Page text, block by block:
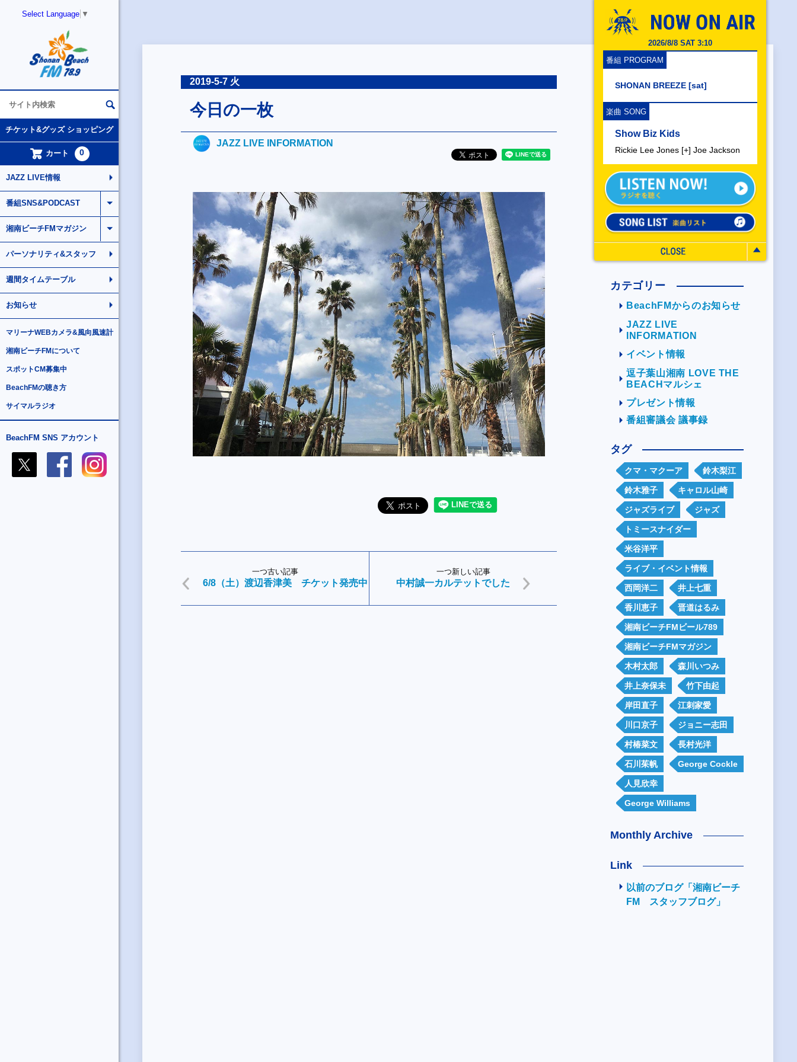
Select Language ▼
2026/8/8 SAT 3:10
番組 PROGRAM
SHONAN BREEZE [sat]
楽曲 SONG
Show Biz Kids
Rickie Lee Jones [+] Joe Jackson
チケット&グッズ ショッピング
カート 0
JAZZ LIVE情報
番組SNS&PODCAST
湘南ビーチFMマガジン
パーソナリティ&スタッフ
週間タイムテーブル
お知らせ
マリーナWEBカメラ&風向風速計
湘南ビーチFMについて
スポットCM募集中
BeachFMの聴き方
サイマルラジオ
BeachFM SNS アカウント
2019-5-7 火
今日の一枚
JAZZ LIVE INFORMATION
一つ古い記事
6/8（土）渡辺香津美 チケット発売中
一つ新しい記事
中村誠一カルテットでした
カテゴリー
BeachFMからのお知らせ
JAZZ LIVE
INFORMATION
イベント情報
逗子葉山湘南 LOVE THE
BEACHマルシェ
プレゼント情報
番組審議会 議事録
タグ
クマ・マクーア 鈴木梨江
鈴木雅子 キャロル山崎
ジャズライブ ジャズ
トミースナイダー
米谷洋平
ライブ・イベント情報
西岡洋二 井上七重
香川恵子 晋道はるみ
湘南ビーチFMビール789
湘南ビーチFMマガジン
木村太郎 森川いつみ
井上奈保未 竹下由起
岸田直子 江刺家愛
川口京子 ジョニー志田
村椿菜文 長村光洋
石川茱帆 George Cockle
人見欣幸
George Williams
Monthly Archive
Link
以前のブログ「湘南ビーチ
FM スタッフブログ」